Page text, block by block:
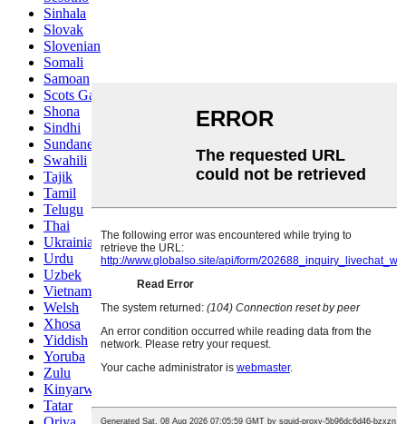
Sinhala
Slovak
Slovenian
Somali
Samoan
Scots Gaelic
Shona
Sindhi
Sundanese
Swahili
Tajik
Tamil
Telugu
Thai
Ukrainian
Urdu
Uzbek
Vietnamese
Welsh
Xhosa
Yiddish
Yoruba
Zulu
Kinyarwanda
Tatar